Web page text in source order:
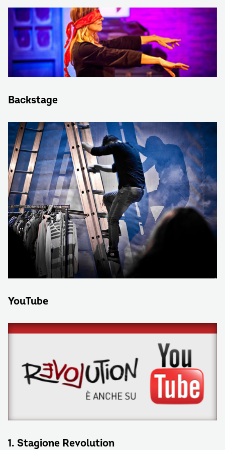
Backstage
YouTube
1. Stagione Revolution